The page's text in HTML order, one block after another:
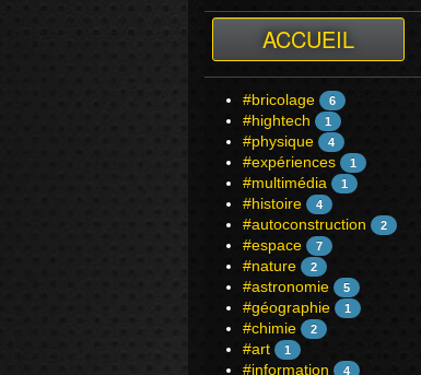
ACCUEIL
#bricolage 6
#hightech 1
#physique 4
#expériences 1
#multimédia 1
#histoire 4
#autoconstruction 2
#espace 7
#nature 2
#astronomie 5
#géographie 1
#chimie 2
#art 1
#information 4